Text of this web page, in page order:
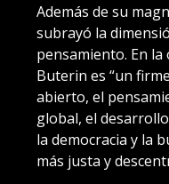
Además de su
subrayó la
pensamiento. En la
Buterin es “un
abierto, el
global, el
la democracia y la
más justa y